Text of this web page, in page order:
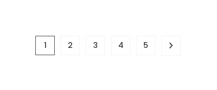
1 2 3 4 5